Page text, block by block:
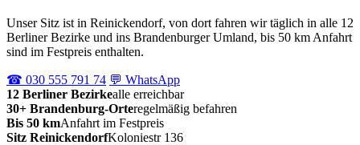
Unser Sitz ist in Reinickendorf, von dort fahren wir täglich in alle 12
Berliner Bezirke und ins Brandenburger Umland, bis 50 km Anfahrt
sind im Festpreis enthalten.
☎ 030 555 791 74 💬 WhatsApp
12 Berliner Bezirkealle erreichbar
30+ Brandenburg-Orteregelmäßig befahren
Bis 50 kmAnfahrt im Festpreis
Sitz ReinickendorfKoloniestr 136